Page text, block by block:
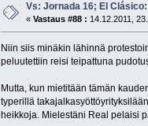
Vs: Jornada 16; El
«Vastaus #88 : 14.12.2011,
Niin siis minäkin lähinnä
peluutettiin reisi teipattuna
Mutta, kun mietitään tämän
typerillä
heikkoja. Mielestäni Real pelaisi